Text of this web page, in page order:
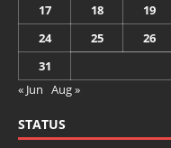
17
18 19
24
25 26
31
« Jun Aug »
STATUS